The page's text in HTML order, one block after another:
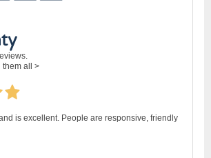
them all >
is excellent. People are responsive, friendly